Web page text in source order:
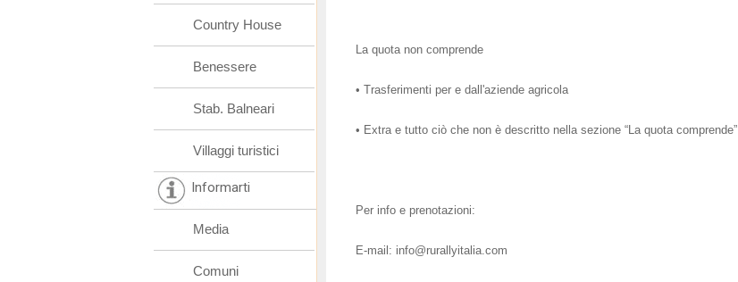
La quota non comprende
• Trasferimenti per e dall'aziende agricola
• Extra e tutto ciò che non è descritto nella sezione “La quota comprende”
Per info e prenotazioni:
E-mail: info@rurallyitalia.com
Country House
Benessere
Stab. Balneari
Villaggi turistici
Informarti
Media
Comuni